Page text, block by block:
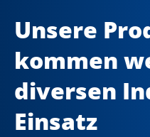
Unsere
kommen
diversen
Einsatz